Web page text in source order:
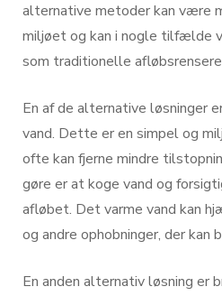
alternative metoder kan være
miljøet og kan i nogle tilfælde
som traditionelle
En af de alternative løsninger
vand. Dette er en simpel og
ofte kan fjerne mindre
gøre er at koge vand og
afløbet. Det varme vand kan
og andre ophobninger, der kan
En anden alternativ løsning er